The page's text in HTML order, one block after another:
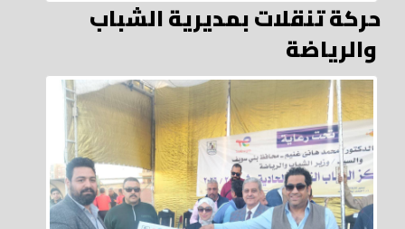
حركة تنقلات بمديرية الشباب